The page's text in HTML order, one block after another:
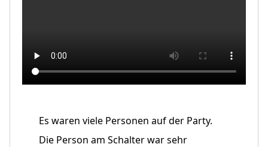
Es waren viele Personen auf der Party.
Die Person am Schalter war sehr